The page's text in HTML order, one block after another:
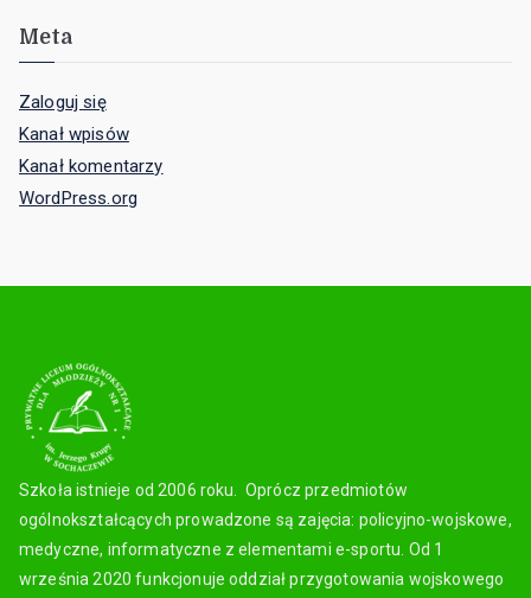
Meta
Zaloguj się
Kanał wpisów
Kanał komentarzy
WordPress.org
Szkoła istnieje od 2006 roku. Oprócz przedmiotów
ogólnokształcących prowadzone są zajęcia: policyjno-wojskowe,
medyczne, informatyczne z elementami e-sportu. Od 1
września 2020 funkcjonuje oddział przygotowania wojskowego